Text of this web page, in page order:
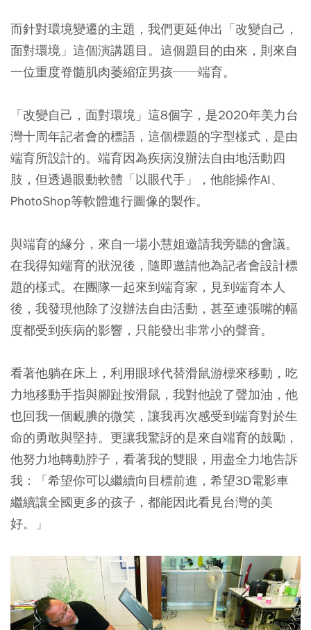
而針對環境變遷的主題，我們更延伸出「改變自己，
面對環境」這個演講題目。這個題目的由來，則來自
一位重度脊髓肌肉萎縮症男孩──端育。
「改變自己，面對環境」這8個字，是2020年美力台
灣十周年記者會的標語，這個標題的字型樣式，是由
端育所設計的。端育因為疾病沒辦法自由地活動四
肢，但透過眼動軟體「以眼代手」，他能操作AI、
PhotoShop等軟體進行圖像的製作。
與端育的緣分，來自一場小慧姐邀請我旁聽的會議。
在我得知端育的狀況後，隨即邀請他為記者會設計標
題的樣式。在團隊一起來到端育家，見到端育本人
後，我發現他除了沒辦法自由活動，甚至連張嘴的幅
度都受到疾病的影響，只能發出非常小的聲音。
看著他躺在床上，利用眼球代替滑鼠游標來移動，吃
力地移動手指與腳趾按滑鼠，我對他說了聲加油，他
也回我一個靦腆的微笑，讓我再次感受到端育對於生
命的勇敢與堅持。更讓我驚訝的是來自端育的鼓勵，
他努力地轉動脖子，看著我的雙眼，用盡全力地告訴
我：「希望你可以繼續向目標前進，希望3D電影車
繼續讓全國更多的孩子，都能因此看見台灣的美
好。」